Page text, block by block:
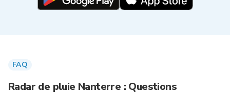
FAQ
Radar de pluie Nanterre : Questions